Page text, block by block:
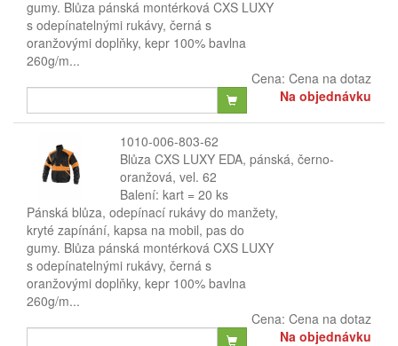
gumy. Blůza pánská montérková CXS LUXY
s odepínatelnými rukávy, černá s
oranžovými doplňky, kepr 100% bavlna
260g/m...
Cena: Cena na dotaz
Na objednávku
1010-006-803-62
Blůza CXS LUXY EDA, pánská, černo-
oranžová, vel. 62
Balení: kart = 20 ks
Pánská blůza, odepínací rukávy do manžety,
kryté zapínání, kapsa na mobil, pas do
gumy. Blůza pánská montérková CXS LUXY
s odepínatelnými rukávy, černá s
oranžovými doplňky, kepr 100% bavlna
260g/m...
Cena: Cena na dotaz
Na objednávku